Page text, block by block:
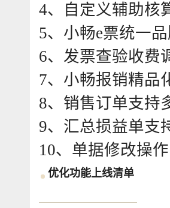
4、自定义辅助核
5、小畅e票统一
6、发票查验收费
7、小畅报销精品
8、销售订单支持
9、汇总损益单支
10、单据修改操
优化功能上线清单